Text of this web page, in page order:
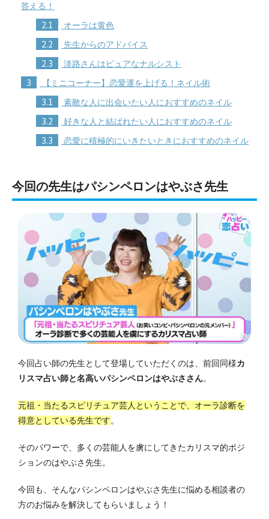
答える！
2.1 オーラは黄色
2.2 先生からのアドバイス
2.3 淡路さんはピュアなナルシスト
3 【ミニコーナー】恋愛運を上げる！ネイル術
3.1 素敵な人に出会いたい人におすすめのネイル
3.2 好きな人と結ばれたい人におすすめのネイル
3.3 恋愛に積極的にいきたいときにおすすめのネイル
今回の先生はパシンペロンはやぶさ先生
今回占い師の先生として登場していただくのは、前回同様カ
リスマ占い師と名高いパシンペロンはやぶささん。
元祖・当たるスピリチュア芸人ということで、オーラ診断を
得意としている先生です。
そのパワーで、多くの芸能人を虜にしてきたカリスマ的ポジ
ションのはやぶさ先生。
今回も、そんなパシンペロンはやぶさ先生に悩める相談者の
方のお悩みを解決してもらいましょう！